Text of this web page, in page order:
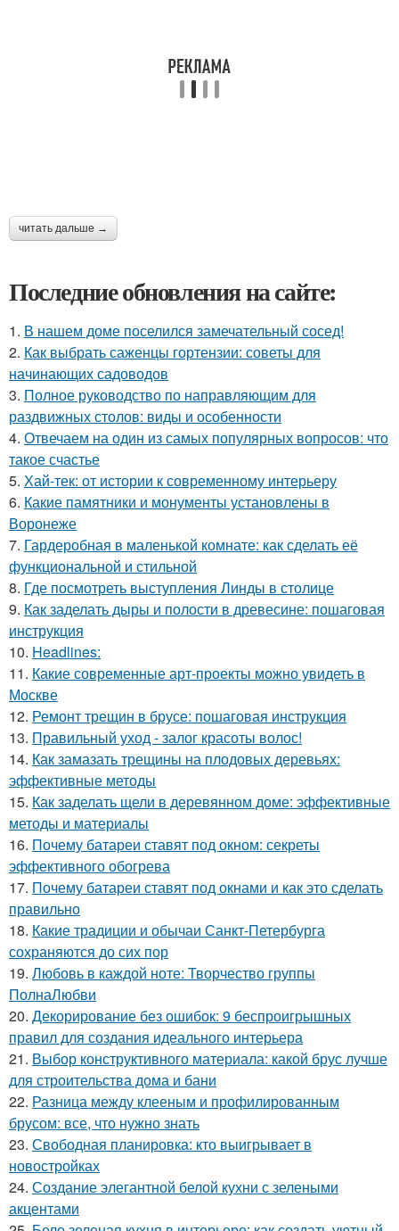
читать дальше →
Последние обновления на сайте:
1. В нашем доме поселился замечательный сосед!
2. Как выбрать саженцы гортензии: советы для
начинающих садоводов
3. Полное руководство по направляющим для
раздвижных столов: виды и особенности
4. Отвечаем на один из самых популярных вопросов: что
такое счастье
5. Хай-тек: от истории к современному интерьеру
6. Какие памятники и монументы установлены в
Воронеже
7. Гардеробная в маленькой комнате: как сделать её
функциональной и стильной
8. Где посмотреть выступления Линды в столице
9. Как заделать дыры и полости в древесине: пошаговая
инструкция
10. Headlines:
11. Какие современные арт-проекты можно увидеть в
Москве
12. Ремонт трещин в брусе: пошаговая инструкция
13. Правильный уход - залог красоты волос!
14. Как замазать трещины на плодовых деревьях:
эффективные методы
15. Как заделать щели в деревянном доме: эффективные
методы и материалы
16. Почему батареи ставят под окном: секреты
эффективного обогрева
17. Почему батареи ставят под окнами и как это сделать
правильно
18. Какие традиции и обычаи Санкт-Петербурга
сохраняются до сих пор
19. Любовь в каждой ноте: Творчество группы
ПолнаЛюбви
20. Декорирование без ошибок: 9 беспроигрышных
правил для создания идеального интерьера
21. Выбор конструктивного материала: какой брус лучше
для строительства дома и бани
22. Разница между клееным и профилированным
брусом: все, что нужно знать
23. Свободная планировка: кто выигрывает в
новостройках
24. Создание элегантной белой кухни с зелеными
акцентами